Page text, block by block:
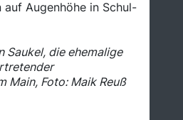
Augenhöhe in Schul-
Saukel, die ehemalige
Main, Foto: Maik Reuß